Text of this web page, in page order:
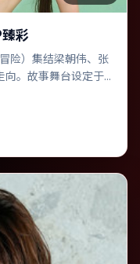
彩
险）集结梁朝伟、张
向。故事舞台设定于
；配乐与色彩高度